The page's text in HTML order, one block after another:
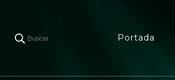
Buscar Portada